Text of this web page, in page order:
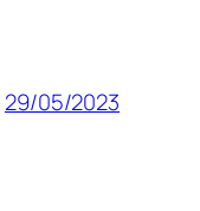
29/05/2023